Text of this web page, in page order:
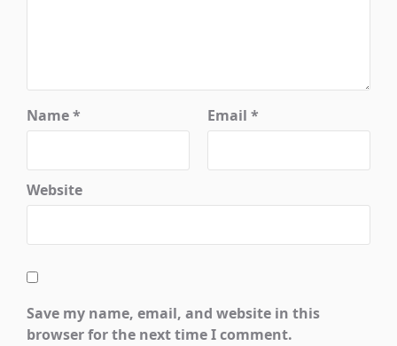
Name* Email *
Website
Save my name, email, and website in this
browser for the next time I comment.